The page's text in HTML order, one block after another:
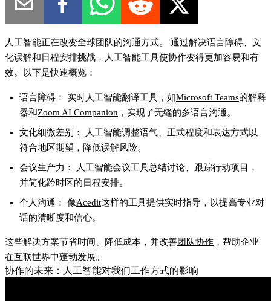
人工智能正在改变全球团队的沟通方式。
通过解决语言障碍、文
化误解和日程安排挑战，人工智能工具使协作变得更加容易和有
效。以下是快速概览：
语言障碍： 实时人工智能翻译工具，如Microsoft Teams的解释
器和Zoom AI Companion ，实现了无缝的多语言沟通。
文化细微差别：
人工智能调整语气、正式程度和表达方式以
符合地区期望，降低误解风险。
会议生产力：
人工智能会议工具总结讨论、跟踪行动项目，
并简化跨时区的日程安排。
个人沟通： 像Acedit这样的工具提供实时指导，以提高专业对
话的清晰度和信心。
这些解决方案节省时间、降低成本，并改善团队协作 ，帮助企业
在互联世界中蓬勃发展。
协作的未来：人工智能对我们工作方式的影响